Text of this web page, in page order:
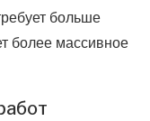
больше
более массивное